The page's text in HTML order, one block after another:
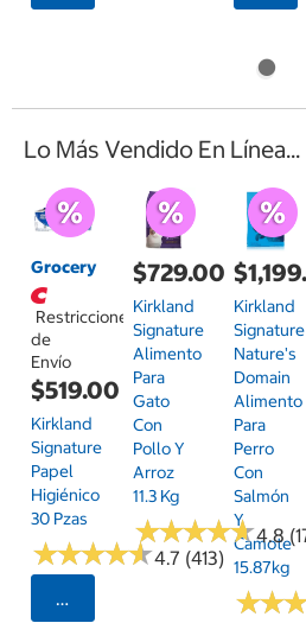
Lo Más Vendido En Línea...
Grocery
Restricciones
de
Envío
$519.00
Kirkland
Signature
Papel
Higiénico
30 Pzas
★★★★★
★★★★★4.7 (413)
Seleccionar Código Postal
$729.00
Kirkland
Signature
Alimento
Para
Gato
Con
Pollo Y
Arroz
11.3 Kg
★★★★★
★★★★★4.8
Kirkland
Signature
Nature's
Domain
Alimento
Para
Perro
Con
Salmón
Y
Camote
15.87kg
★★
★★